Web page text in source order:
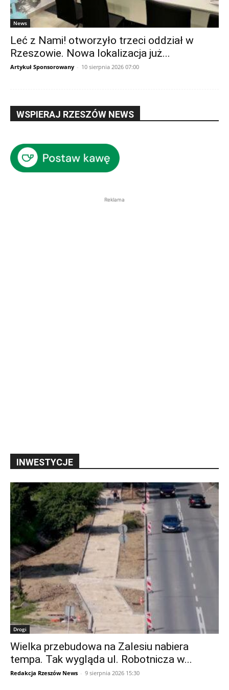
News
Leć z Nami! otworzyło trzeci oddział w
Rzeszowie. Nowa lokalizacja już...
Artykuł Sponsorowany - 10 sierpnia 2026 07:00
WSPIERAJ RZESZÓW NEWS
Reklama
INWESTYCJE
Drogi
Wielka przebudowa na Zalesiu nabiera
tempa. Tak wygląda ul. Robotnicza w...
Redakcja Rzeszów News - 9 sierpnia 2026 15:30